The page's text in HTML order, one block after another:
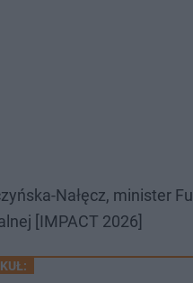
Nałęcz, minister
[IMPACT 2026]